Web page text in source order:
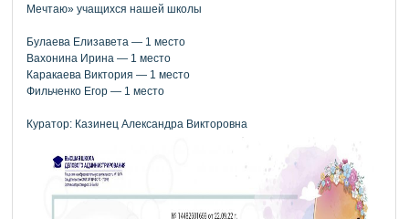
Мечтаю» учащихся нашей школы
Булаева Елизавета — 1 место
Вахонина Ирина — 1 место
Каракаева Виктория — 1 место
Фильченко Егор — 1 место
Куратор: Казинец Александра Викторовна